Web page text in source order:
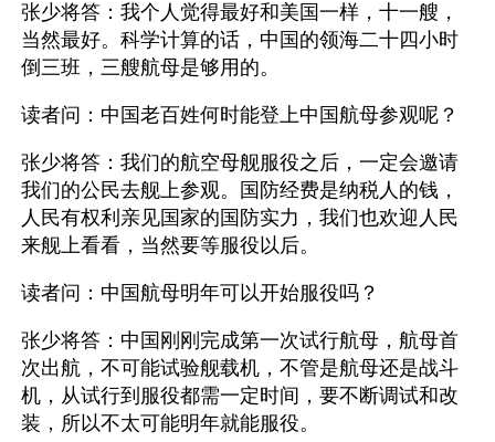
张少将答：我个人觉得最好和美国一样，十一艘，
当然最好。科学计算的话，中国的领海二十四小时
倒三班，三艘航母是够用的。
读者问：中国老百姓何时能登上中国航母参观呢？
张少将答：我们的航空母舰服役之后，一定会邀请
我们的公民去舰上参观。国防经费是纳税人的钱，
人民有权利亲见国家的国防实力，我们也欢迎人民
来舰上看看，当然要等服役以后。
读者问：中国航母明年可以开始服役吗？
张少将答：中国刚刚完成第一次试行航母，航母首
次出航，不可能试验舰载机，不管是航母还是战斗
机，从试行到服役都需一定时间，要不断调试和改
装，所以不太可能明年就能服役。